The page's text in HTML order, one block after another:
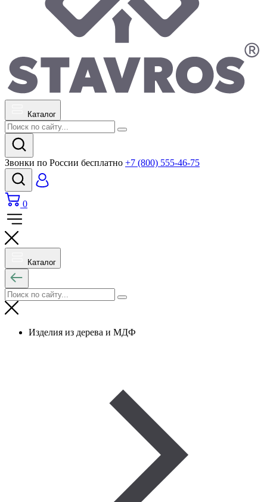
Каталог
Звонки по России бесплатно +7 (800) 555-46-75
0
Каталог
Изделия из дерева и МДФ